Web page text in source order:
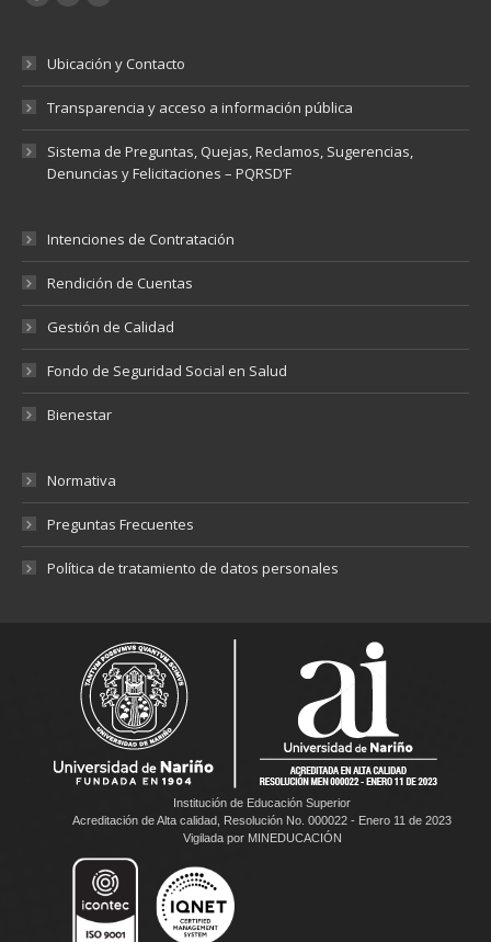
Ubicación y Contacto
Transparencia y acceso a información pública
Sistema de Preguntas, Quejas, Reclamos, Sugerencias,
Denuncias y Felicitaciones – PQRSD’F
Intenciones de Contratación
Rendición de Cuentas
Gestión de Calidad
Fondo de Seguridad Social en Salud
Bienestar
Normativa
Preguntas Frecuentes
Política de tratamiento de datos personales
Institución de Educación Superior
Acreditación de Alta calidad, Resolución No. 000022 - Enero 11 de 2023
Vigilada por MINEDUCACIÓN